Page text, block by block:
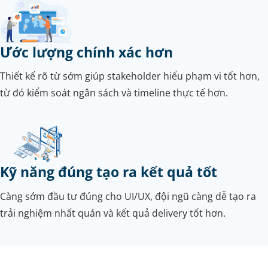
Ước lượng chính xác hơn
Thiết kế rõ từ sớm giúp stakeholder hiểu phạm vi tốt hơn,
từ đó kiểm soát ngân sách và timeline thực tế hơn.
Kỹ năng đúng tạo ra kết quả tốt
Càng sớm đầu tư đúng cho UI/UX, đội ngũ càng dễ tạo ra
trải nghiệm nhất quán và kết quả delivery tốt hơn.